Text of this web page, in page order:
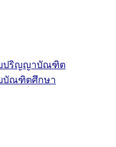
บปริญญาบัณฑิต
บัณฑิตศึกษา